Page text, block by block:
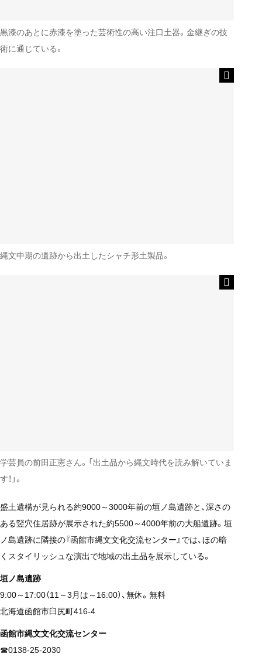
黒漆のあとに赤漆を塗った芸術性の高い注口土器。金継ぎの技
術に通じている。
縄文中期の遺跡から出土したシャチ形土製品。
学芸員の前田正憲さん。「出土品から縄文時代を読み解いていま
す！」。
盛土遺構が見られる約9000～3000年前の垣ノ島遺跡と、深さの
ある竪穴住居跡が展示された約5500～4000年前の大船遺跡。垣
ノ島遺跡に隣接の『函館市縄文文化交流センター』では、ほの暗
くスタイリッシュな演出で地域の出土品を展示している。
垣ノ島遺跡
9:00～17:00（11～3月は～16:00）、無休。無料
北海道函館市臼尻町416-4
函館市縄文文化交流センター
☎0138-25-2030